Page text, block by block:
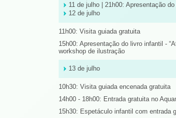
11 de julho | 21h00: Apresentação
12 de julho
11h00: Visita guiada gratuita
15h00: Apresentação do livro infantil -
workshop de ilustração
13 de julho
10h30: Visita guiada encenada gratuita
14h00 - 18h00: Entrada gratuita no
15h30: Espetáculo infantil com entrada